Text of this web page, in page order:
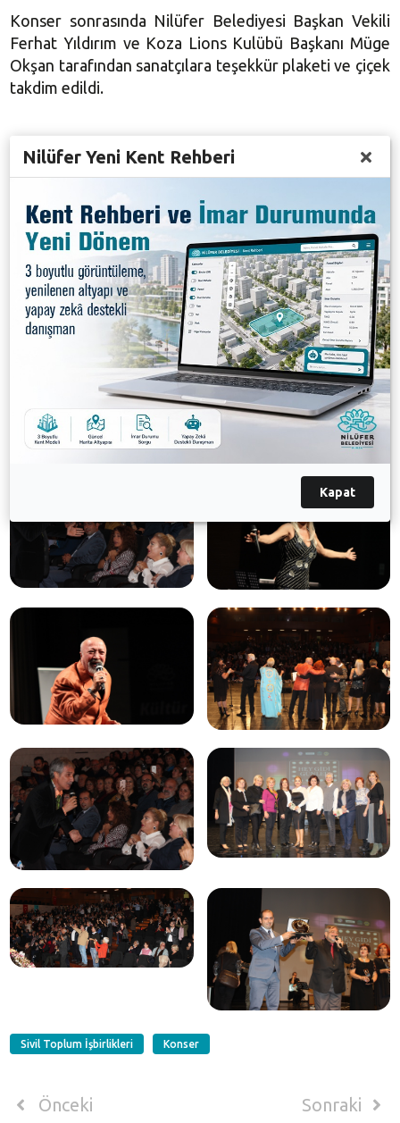
Konser sonrasında Nilüfer Belediyesi Başkan Vekili
Ferhat Yıldırım ve Koza Lions Kulübü Başkanı Müge
Okşan tarafından sanatçılara teşekkür plaketi ve çiçek
takdim edildi.
Galeri
Sivil Toplum İşbirlikleri Konser
Önceki Sonraki
Nilüfer Yeni Kent Rehberi
Kapat